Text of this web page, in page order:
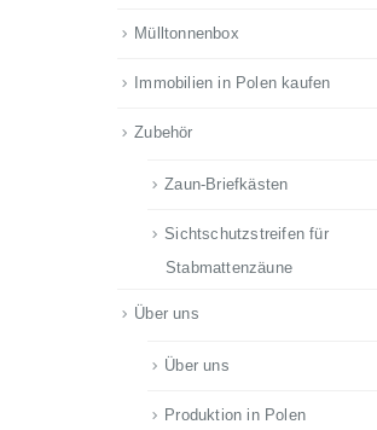
Mülltonnenbox
Immobilien in Polen kaufen
Zubehör
Zaun-Briefkästen
Sichtschutzstreifen für
Stabmattenzäune
Über uns
Über uns
Produktion in Polen